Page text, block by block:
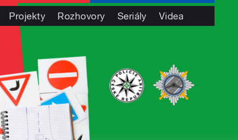
Projekty Rozhovory Seriály Videa